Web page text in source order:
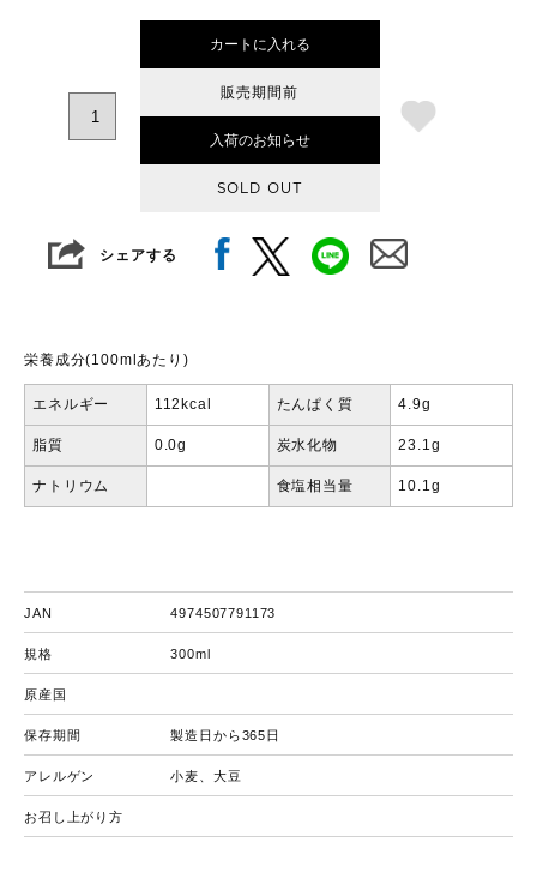
カートに入れる
販売期間前
入荷のお知らせ
SOLD OUT
シェアする
栄養成分(100mlあたり)
エネルギー 112kcal たんぱく質 4.9g
脂質 0.0g 炭水化物 23.1g
ナトリウム 食塩相当量 10.1g
JAN 4974507791173
規格 300ml
原産国
保存期間 製造日から365日
アレルゲン 小麦、大豆
お召し上がり方